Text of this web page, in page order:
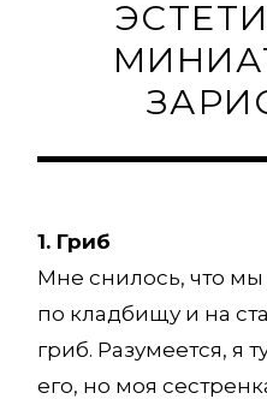
1. Гриб
Мне снилось, что мы
по кладбищу и на
гриб. Разумеется, я
его, но моя